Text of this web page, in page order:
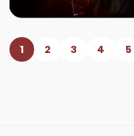
1 2 3 4 5